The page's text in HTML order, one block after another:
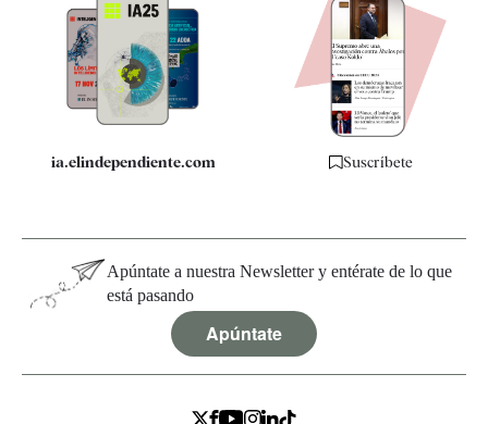
Quiénes somos
Especificaciones
ia.elindependiente.com Suscríbete
Apúntate a nuestra Newsletter y entérate de lo que
está pasando
Apúntate